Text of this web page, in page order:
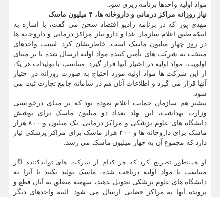
مواد اولیه واحدها برنامه ریزی شود.
نیاز روزانه مراکز درمانی و داروخانه ها، ۴ میلیون ماسک
مهدی پور که در برنامه رادیو اقتصاد سخن می گفت، با اشاره به
اینکه طبق اعلام سازمان غذا و دارو نیاز مراکز درمانی و داروخانه ها
در روز چهار میلیون ماسک است، خاطرنشان کرد: لیست واحدهای
منتخب به شرکت های تأمین کننده مواد اولیه ارسال شده تا بر مبنای
اولویت، مواد اولیه در اختیار آنها قرار گیرد. متناسب با تولیدات هر یک
از این شرکت ها مواد اولیه مورد احتیاج به صورت روزانه در اختیار
آنها قرار می گیرد و اطلاعات آنان هم در سامانه جامع تجارت ثبت می
شود.
پیشتر هم سازمان حمایت اعلام نموده بود که بر مبنای درخواستی
وزارت بهداشت، این نهاد تعداد دو میلیون ماسک برای پوشش
دانشگاه های علوم پزشکی و مراکز درمانی، یک میلیون و ۸۰۰ هزار
ماسک برای داروخانه ها و ۲۰۰ هزار ماسک برای مراکز پزشکی نیاز
دارد که مجموع آن به چهار میلیون ماسک می رسد.
او همینطور تصریح کرد که هر کدام از شرکت های تولیدکننده اگر
متناسب با مواد اولیه دریافت شده، ماسک تولید نکنند یا آنرا به
دانشگاه های علوم پزشکی تحویل ندهند، سهمیه متعلق به آنان قطع و
پرونده آنها به مراکز قضایی ارسال می شود. البته واحدهای دیگر